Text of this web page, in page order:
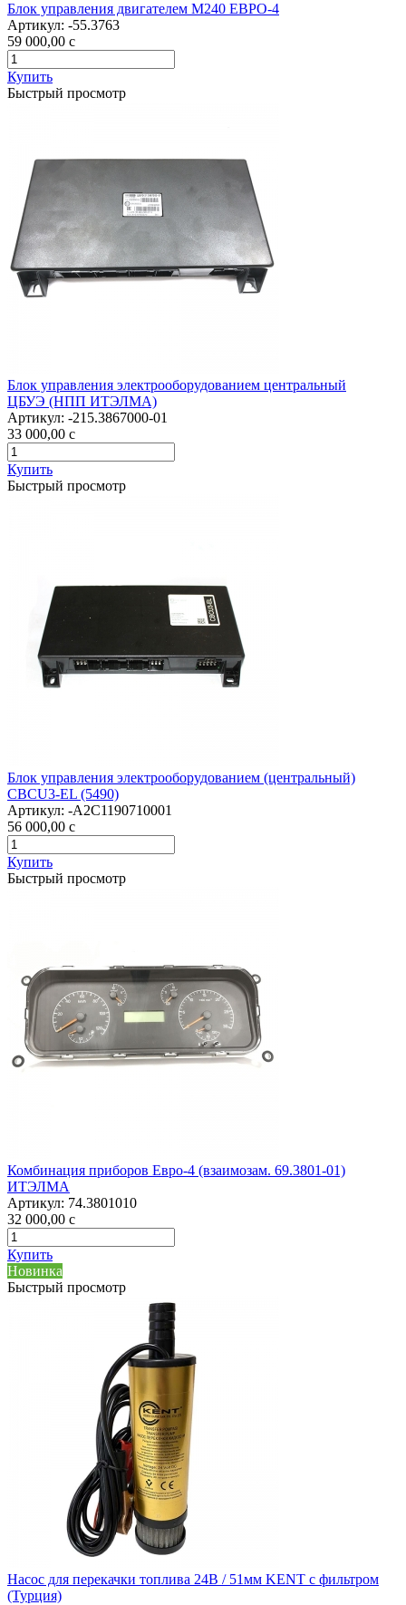
Блок управления двигателем М240 ЕВРО-4
Артикул: -55.3763
59 000,00 c
Купить
Быстрый просмотр
Блок управления электрооборудованием центральный
ЦБУЭ (НПП ИТЭЛМА)
Артикул: -215.3867000-01
33 000,00 c
Купить
Быстрый просмотр
Блок управления электрооборудованием (центральный)
CBCU3-EL (5490)
Артикул: -А2С1190710001
56 000,00 c
Купить
Быстрый просмотр
Комбинация приборов Евро-4 (взаимозам. 69.3801-01)
ИТЭЛМА
Артикул: 74.3801010
32 000,00 c
Купить
Новинка
Быстрый просмотр
Насос для перекачки топлива 24В / 51мм KENT с фильтром
(Турция)